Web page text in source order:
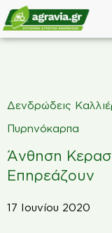
Δενδρώδεις
Πυρηνόκαρπα
Άνθηση
Επηρεάζουν
17 Ιουνίου 2020